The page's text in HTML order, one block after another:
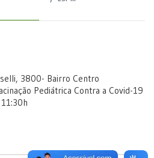
3800- Bairro Centro
Pediátrica Contra a Covid-19